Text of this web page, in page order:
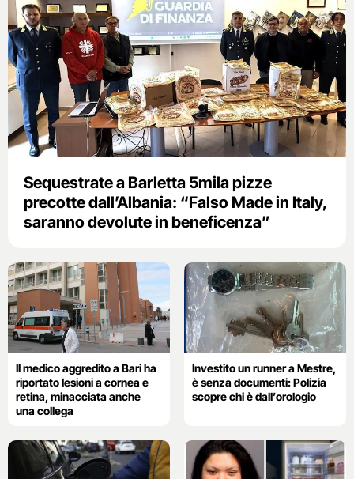
Sequestrate a Barletta 5mila pizze
precotte dall’Albania: “Falso Made in Italy,
saranno devolute in beneficenza”
Il medico aggredito a Bari ha
riportato lesioni a cornea e
retina, minacciata anche
una collega
Investito un runner a Mestre,
è senza documenti: Polizia
scopre chi è dall’orologio